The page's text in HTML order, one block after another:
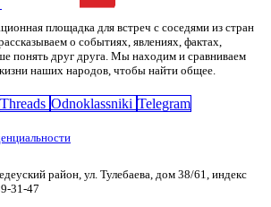
площадка для встреч с соседями из стран
о событиях, явлениях, фактах,
понять друг друга. Мы находим и сравниваем
наших народов, чтобы найти общее.
Threads Odnoklassniki Telegram
район, ул. Тулебаева, дом 38/61, индекс
31-47